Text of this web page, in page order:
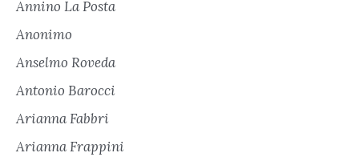
Annino La Posta
Anonimo
Anselmo Roveda
Antonio Barocci
Arianna Fabbri
Arianna Frappini